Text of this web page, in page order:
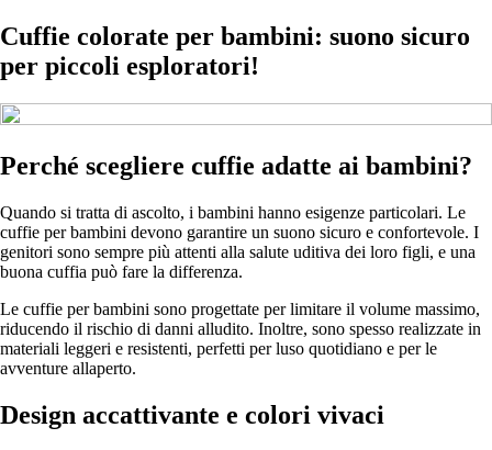
Cuffie colorate per bambini: suono sicuro
per piccoli esploratori!
Perché scegliere cuffie adatte ai bambini?
Quando si tratta di ascolto, i bambini hanno esigenze particolari. Le
cuffie per bambini devono garantire un suono sicuro e confortevole. I
genitori sono sempre più attenti alla salute uditiva dei loro figli, e una
buona cuffia può fare la differenza.
Le cuffie per bambini sono progettate per limitare il volume massimo,
riducendo il rischio di danni alludito. Inoltre, sono spesso realizzate in
materiali leggeri e resistenti, perfetti per luso quotidiano e per le
avventure allaperto.
Design accattivante e colori vivaci